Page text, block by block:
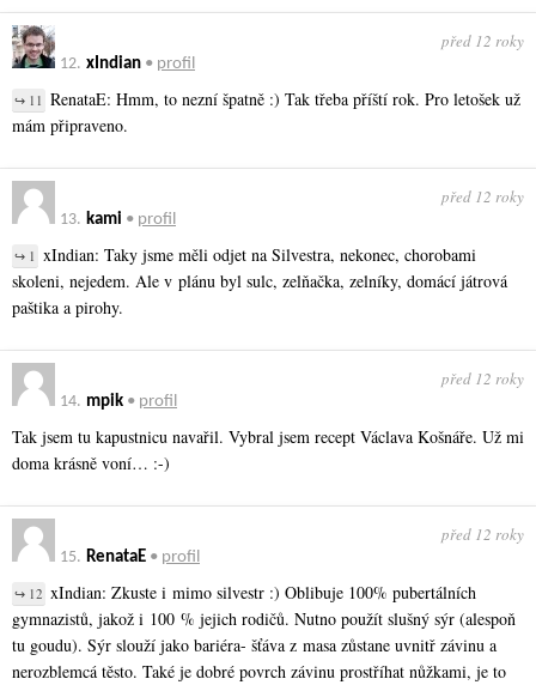
12. xIndian • profil
před 12 roky
↪ 11 RenataE: Hmm, to nezní špatně :) Tak třeba příští rok. Pro letošek už
mám připraveno.
13. kami • profil
před 12 roky
↪ 1 xIndian: Taky jsme měli odjet na Silvestra, nekonec, chorobami
skoleni, nejedem. Ale v plánu byl sulc, zelňačka, zelníky, domácí játrová
paštika a pirohy.
14. mpik • profil
před 12 roky
Tak jsem tu kapustnicu navařil. Vybral jsem recept Václava Košnáře. Už mi
doma krásně voní… :-)
15. RenataE • profil
před 12 roky
↪ 12 xIndian: Zkuste i mimo silvestr :) Oblibuje 100% pubertálních
gymnazistů, jakož i 100 % jejich rodičů. Nutno použít slušný sýr (alespoň
tu goudu). Sýr slouží jako bariéra- šťáva z masa zůstane uvnitř závinu a
nerozblemcá těsto. Také je dobré povrch závinu prostříhat nůžkami, je to